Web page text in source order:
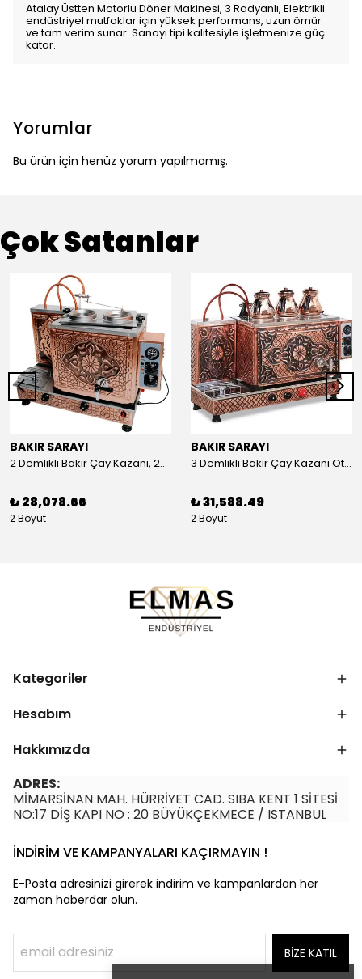
Atalay Üstten Motorlu Döner Makinesi, 3 Radyanlı, Elektrikli
endüstriyel mutfaklar için yüksek performans, uzun ömür
ve tam verim sunar. Sanayi tipi kalitesiyle işletmenize güç
katar.
Yorumlar
Bu ürün için henüz yorum yapılmamış.
Çok Satanlar
BAKIR SARAYI
2 Demlikli Bakır Çay Kazanı, 25 Litre
₺ 28,078.66
2 Boyut
BAKIR SARAYI
3 Demlikli Bakır Çay Kazanı Otomatik, 30 Litre
₺ 31,588.49
2 Boyut
Kategoriler
Hesabım
Hakkımızda
ADRES:
MİMARSİNAN MAH. HÜRRİYET CAD. SIBA KENT 1 SİTESİ
NO:17 DİŞ KAPI NO : 20 BÜYÜKÇEKMECE / ISTANBUL
İNDİRİM VE KAMPANYALARI KAÇIRMAYIN !
E-Posta adresinizi girerek indirim ve kampanlardan her
zaman haberdar olun.
BİZE KATIL